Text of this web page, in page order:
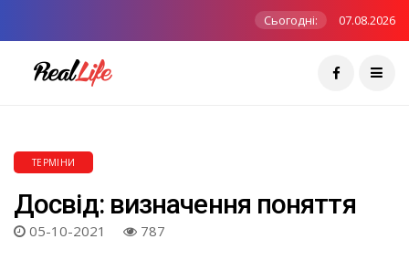
Сьогодні: 07.08.2026
ТЕРМІНИ
Досвід: визначення поняття
05-10-2021 787